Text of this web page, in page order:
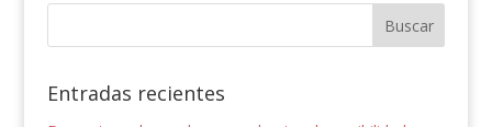
Entradas recientes